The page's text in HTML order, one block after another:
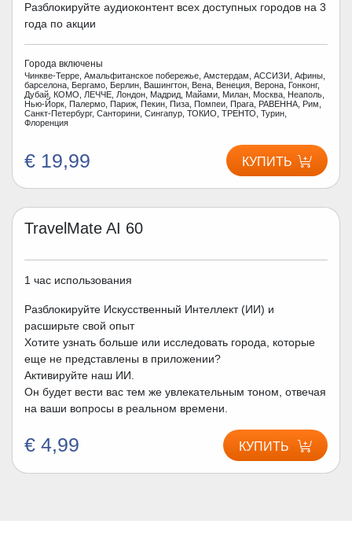
Разблокируйте аудиоконтент всех доступных городов на 3
года по акции
Города включены
Чинкве-Терре, Амальфитанское побережье, Амстердам, АССИЗИ, Афины,
барселона, Бергамо, Берлин, Вашингтон, Вена, Венеция, Верона, Гонконг,
Дубай, КОМО, ЛЕЧЧЕ, Лондон, Мадрид, Майами, Милан, Москва, Неаполь,
Нью-Йорк, Палермо, Париж, Пекин, Пиза, Помпеи, Прага, РАВЕННА, Рим,
Санкт-Петербург, Санторини, Сингапур, ТОКИО, ТРЕНТО, Турин,
Флоренция
€ 19,99 КУПИТЬ
TravelMate AI 60
1 час использования
Разблокируйте Искусственный Интеллект (ИИ) и
расширьте свой опыт
Хотите узнать больше или исследовать города, которые
еще не представлены в приложении?
Активируйте наш ИИ.
Он будет вести вас тем же увлекательным тоном, отвечая
на ваши вопросы в реальном времени.
€ 4,99 КУПИТЬ